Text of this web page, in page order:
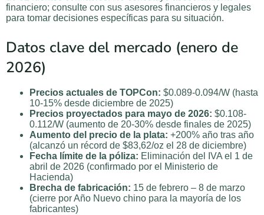
financiero; consulte con sus asesores financieros y legales
para tomar decisiones específicas para su situación.
Datos clave del mercado (enero de
2026)
Precios actuales de TOPCon: $0.089-0.094/W (hasta
10-15% desde diciembre de 2025)
Precios proyectados para mayo de 2026: $0.108-
0.112/W (aumento de 20-30% desde finales de 2025)
Aumento del precio de la plata: +200% año tras año
(alcanzó un récord de $83,62/oz el 28 de diciembre)
Fecha límite de la póliza: Eliminación del IVA el 1 de
abril de 2026 (confirmado por el Ministerio de
Hacienda)
Brecha de fabricación: 15 de febrero – 8 de marzo
(cierre por Año Nuevo chino para la mayoría de los
fabricantes)